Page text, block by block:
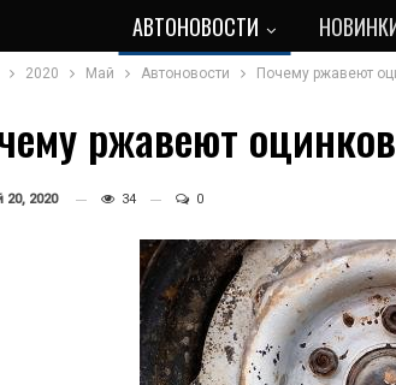
АВТОНОВОСТИ
2020 Май Автоновости Почему ржавеют
ржавеют
20, 2020 34 0